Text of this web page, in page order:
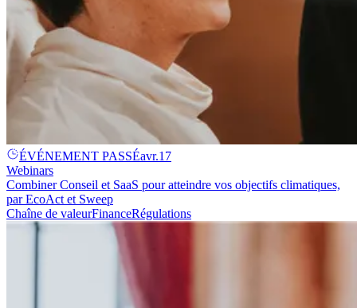
ÉVÉNEMENT PASSÉavr.17
Webinars
Combiner Conseil et SaaS pour atteindre vos objectifs climatiques,
par EcoAct et Sweep
Chaîne de valeurFinanceRégulations